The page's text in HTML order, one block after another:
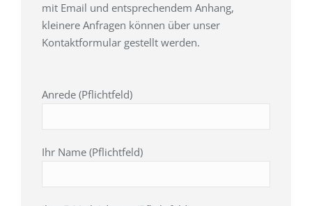
mit Email und entsprechendem Anhang,
kleinere Anfragen können über unser
Kontaktformular gestellt werden.
Anrede (Pflichtfeld)
Ihr Name (Pflichtfeld)